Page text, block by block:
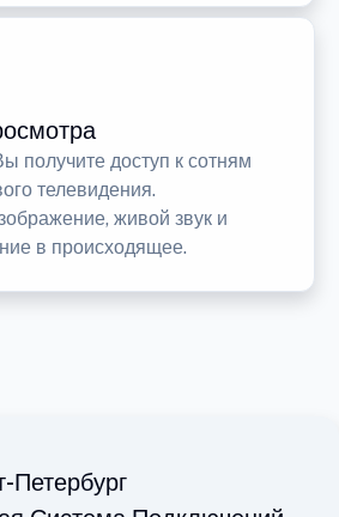
получите доступ к сотням
телевидения.
живой звук и
в происходящее.
Петербург